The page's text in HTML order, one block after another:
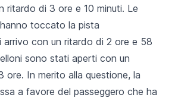
ritardo di 3 ore e 10 minuti. Le
hanno toccato la pista
arrivo con un ritardo di 2 ore e 58
sono stati aperti con un
ore. In merito alla questione, la
a favore del passeggero che ha